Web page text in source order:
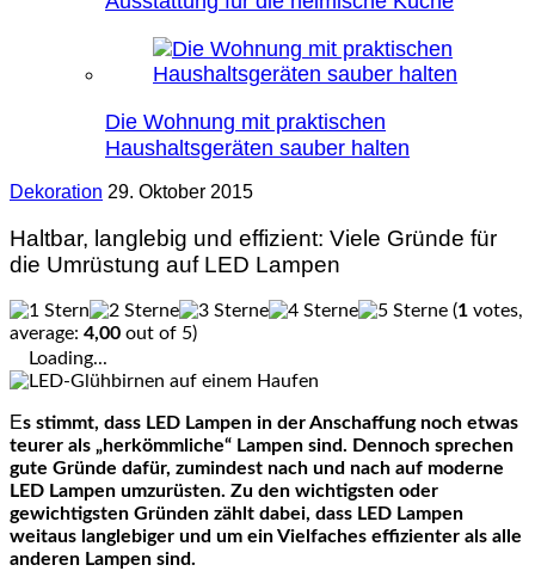
Die Wohnung mit praktischen
Haushaltsgeräten sauber halten
Dekoration 29. Oktober 2015
Haltbar, langlebig und effizient: Viele Gründe für
die Umrüstung auf LED Lampen
(1 votes,
average: 4,00 out of 5)
Loading...
Es stimmt, dass LED Lampen in der Anschaffung noch etwas
teurer als „herkömmliche“ Lampen sind. Dennoch sprechen
gute Gründe dafür, zumindest nach und nach auf moderne
LED Lampen umzurüsten. Zu den wichtigsten oder
gewichtigsten Gründen zählt dabei, dass LED Lampen
weitaus langlebiger und um ein Vielfaches effizienter als alle
anderen Lampen sind.